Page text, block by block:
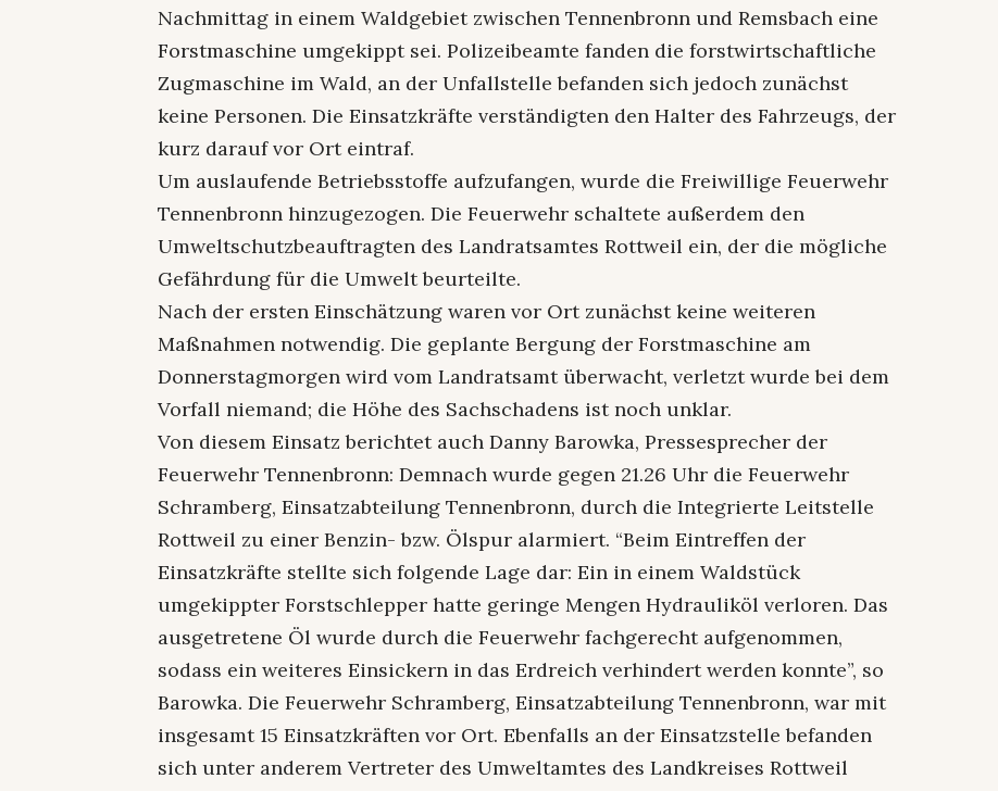
Nachmittag in einem Waldgebiet zwischen Tennenbronn und Remsbach eine
Forstmaschine umgekippt sei. Polizeibeamte fanden die forstwirtschaftliche
Zugmaschine im Wald, an der Unfallstelle befanden sich jedoch zunächst
keine Personen. Die Einsatzkräfte verständigten den Halter des Fahrzeugs, der
kurz darauf vor Ort eintraf.
Um auslaufende Betriebsstoffe aufzufangen, wurde die Freiwillige Feuerwehr
Tennenbronn hinzugezogen. Die Feuerwehr schaltete außerdem den
Umweltschutzbeauftragten des Landratsamtes Rottweil ein, der die mögliche
Gefährdung für die Umwelt beurteilte.
Nach der ersten Einschätzung waren vor Ort zunächst keine weiteren
Maßnahmen notwendig. Die geplante Bergung der Forstmaschine am
Donnerstagmorgen wird vom Landratsamt überwacht, verletzt wurde bei dem
Vorfall niemand; die Höhe des Sachschadens ist noch unklar.
Von diesem Einsatz berichtet auch Danny Barowka, Pressesprecher der
Feuerwehr Tennenbronn: Demnach wurde gegen 21.26 Uhr die Feuerwehr
Schramberg, Einsatzabteilung Tennenbronn, durch die Integrierte Leitstelle
Rottweil zu einer Benzin- bzw. Ölspur alarmiert. “Beim Eintreffen der
Einsatzkräfte stellte sich folgende Lage dar: Ein in einem Waldstück
umgekippter Forstschlepper hatte geringe Mengen Hydrauliköl verloren. Das
ausgetretene Öl wurde durch die Feuerwehr fachgerecht aufgenommen,
sodass ein weiteres Einsickern in das Erdreich verhindert werden konnte”, so
Barowka. Die Feuerwehr Schramberg, Einsatzabteilung Tennenbronn, war mit
insgesamt 15 Einsatzkräften vor Ort. Ebenfalls an der Einsatzstelle befanden
sich unter anderem Vertreter des Umweltamtes des Landkreises Rottweil